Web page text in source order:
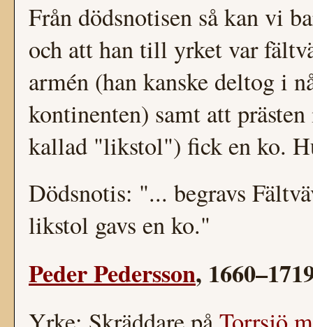
Från dödsnotisen så kan vi
och att han till yrket var
armén (han kanske deltog i
kontinenten) samt att
kallad "likstol") fick en ko.
Dödsnotis: "... begravs
likstol gavs en ko."
Peder Pedersson,